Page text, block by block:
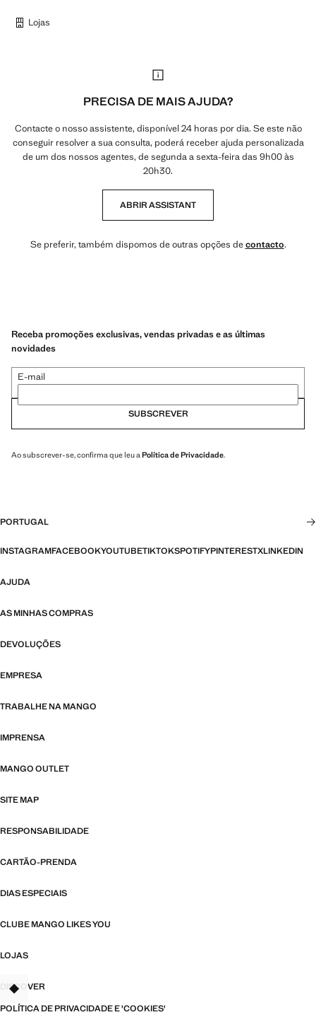
Lojas
PRECISA DE MAIS AJUDA?
Contacte o nosso assistente, disponível 24 horas por dia. Se este não
conseguir resolver a sua consulta, poderá receber ajuda personalizada
de um dos nossos agentes, de segunda a sexta-feira das 9h00 às
20h30.
ABRIR ASSISTANT
Se preferir, também dispomos de outras opções decontacto.
Receba promoções exclusivas, vendas privadas e as últimas
novidades
E-mail
SUBSCREVER
Ao subscrever-se, confirma que leu a Política de Privacidade.
PORTUGAL
INSTAGRAMFACEBOOKYOUTUBETIKTOKSPOTIFYPINTERESTXLINKEDIN
AJUDA
AS MINHAS COMPRAS
DEVOLUÇÕES
EMPRESA
TRABALHE NA MANGO
IMPRENSA
MANGO OUTLET
SITE MAP
RESPONSABILIDADE
CARTÃO-PRENDA
DIAS ESPECIAIS
CLUBE MANGO LIKES YOU
LOJAS
DISCOVER
POLÍTICA DE PRIVACIDADE E 'COOKIES'